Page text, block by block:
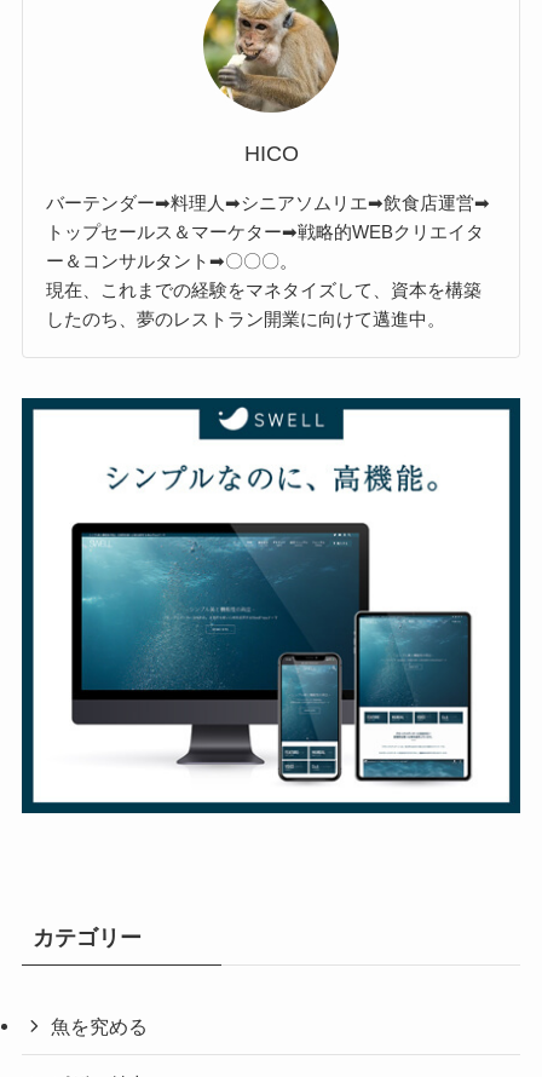
HICO
バーテンダー➡料理人➡シニアソムリエ➡飲食店運営➡
トップセールス＆マーケター➡戦略的WEBクリエイタ
ー＆コンサルタント➡〇〇〇。
現在、これまでの経験をマネタイズして、資本を構築
したのち、夢のレストラン開業に向けて邁進中。
カテゴリー
魚を究める